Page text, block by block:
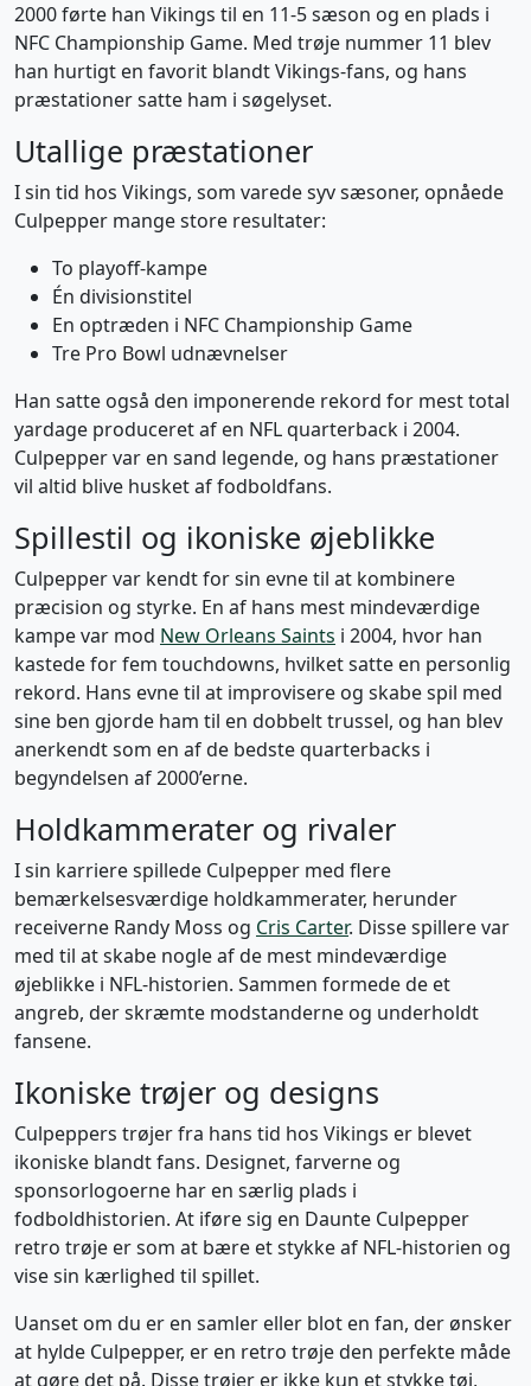
2000 førte han Vikings til en 11-5 sæson og en plads i
NFC Championship Game. Med trøje nummer 11 blev
han hurtigt en favorit blandt Vikings-fans, og hans
præstationer satte ham i søgelyset.
Utallige præstationer
I sin tid hos Vikings, som varede syv sæsoner, opnåede
Culpepper mange store resultater:
To playoff-kampe
Én divisionstitel
En optræden i NFC Championship Game
Tre Pro Bowl udnævnelser
Han satte også den imponerende rekord for mest total
yardage produceret af en NFL quarterback i 2004.
Culpepper var en sand legende, og hans præstationer
vil altid blive husket af fodboldfans.
Spillestil og ikoniske øjeblikke
Culpepper var kendt for sin evne til at kombinere
præcision og styrke. En af hans mest mindeværdige
kampe var mod New Orleans Saints i 2004, hvor han
kastede for fem touchdowns, hvilket satte en personlig
rekord. Hans evne til at improvisere og skabe spil med
sine ben gjorde ham til en dobbelt trussel, og han blev
anerkendt som en af de bedste quarterbacks i
begyndelsen af 2000’erne.
Holdkammerater og rivaler
I sin karriere spillede Culpepper med flere
bemærkelsesværdige holdkammerater, herunder
receiverne Randy Moss og Cris Carter. Disse spillere var
med til at skabe nogle af de mest mindeværdige
øjeblikke i NFL-historien. Sammen formede de et
angreb, der skræmte modstanderne og underholdt
fansene.
Ikoniske trøjer og designs
Culpeppers trøjer fra hans tid hos Vikings er blevet
ikoniske blandt fans. Designet, farverne og
sponsorlogoerne har en særlig plads i
fodboldhistorien. At iføre sig en Daunte Culpepper
retro trøje er som at bære et stykke af NFL-historien og
vise sin kærlighed til spillet.
Uanset om du er en samler eller blot en fan, der ønsker
at hylde Culpepper, er en retro trøje den perfekte måde
at gøre det på. Disse trøjer er ikke kun et stykke tøj,